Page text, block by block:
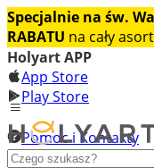
Specjalnie na św.
RABATU na cały
Holyart APP
App Store
Play Store
Pomoc i Kontakty
+48 222 922 860